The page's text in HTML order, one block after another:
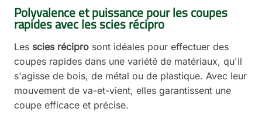
Polyvalence et puissance pour les coupes
rapides avec les scies récipro
Les scies récipro sont idéales pour effectuer des
coupes rapides dans une variété de matériaux, qu'il
s'agisse de bois, de métal ou de plastique. Avec leur
mouvement de va-et-vient, elles garantissent une
coupe efficace et précise.